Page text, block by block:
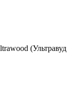
(Ультравуд